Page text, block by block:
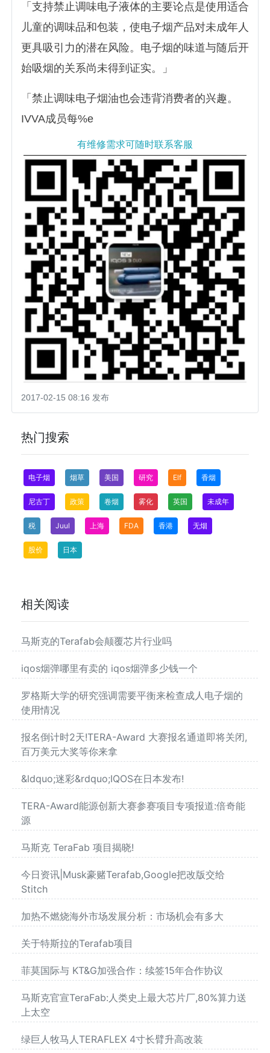
「支持禁止调味电子液体的主要论点是使用适合
儿童的调味品和包装，使电子烟产品对未成年人
更具吸引力的潜在风险。电子烟的味道与随后开
始吸烟的关系尚未得到证实。」
「禁止调味电子烟油也会违背消费者的兴趣。
IVVA成员每%e
有维修需求可随时联系客服
2017-02-15 08:16 发布
热门搜索
电子烟 烟草 美国 研究 Elf 香烟
尼古丁 政策 卷烟 雾化 英国 未成年
税 Juul 上海 FDA 香港 无烟
股价 日本
相关阅读
马斯克的Terafab会颠覆芯片行业吗
iqos烟弹哪里有卖的 iqos烟弹多少钱一个
罗格斯大学的研究强调需要平衡来检查成人电子烟的
使用情况
报名倒计时2天!TERA-Award 大赛报名通道即将关闭,
百万美元大奖等你来拿
&ldquo;迷彩&rdquo;IQOS在日本发布!
TERA-Award能源创新大赛参赛项目专项报道:倍奇能
源
马斯克 TeraFab 项目揭晓!
今日资讯|Musk豪赌Terafab,Google把改版交给
Stitch
加热不燃烧海外市场发展分析：市场机会有多大
关于特斯拉的Terafab项目
菲莫国际与 KT&G加强合作：续签15年合作协议
马斯克官宣TeraFab:人类史上最大芯片厂,80%算力送
上太空
绿巨人牧马人TERAFLEX 4寸长臂升高改装